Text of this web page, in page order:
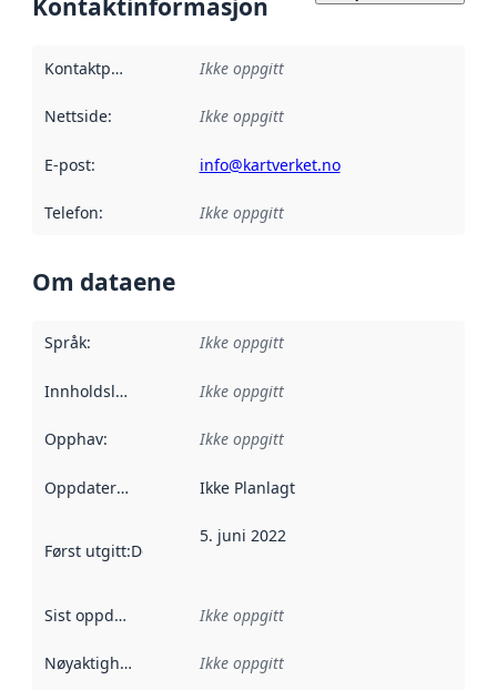
Kontaktinformasjon
Kontaktpunkt Ikke oppgitt
Nettside: Ikke oppgitt
E-post: info@kartverket.no
Telefon: Ikke oppgitt
Om dataene
Språk: Ikke oppgitt
Innholdsleverandører :
Ikke oppgitt
Opphav: Ikke oppgitt
Oppdateringsfrekvens :
Ikke Planlagt
Først utgitt:Denne datoen sier når dataene i dette
5. juni 2022
Sist oppdatert Ikke oppgitt
Nøyaktighet Ikke oppgitt